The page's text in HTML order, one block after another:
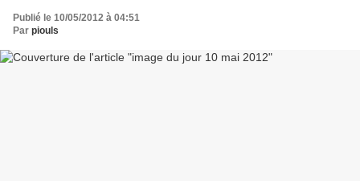
Publié le 10/05/2012 à 04:51
Par piouls